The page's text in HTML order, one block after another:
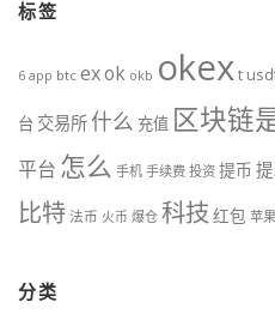
标签
6 app btc exok okb okext
台 交易所 什么 充值 区块链
平台 怎么 手机 手续费 投资 提币
比特法币 火币 爆仓 科技 红包 苹果
分类